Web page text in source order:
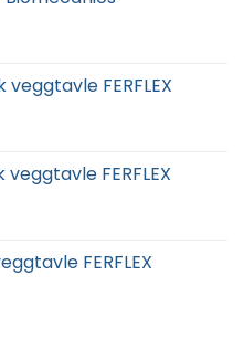
FERFLEX
FERFLEX
FERFLEX